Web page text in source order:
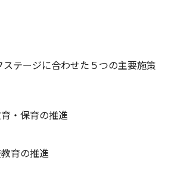
ージに合わせた５つの主要施策
保育の推進
の推進